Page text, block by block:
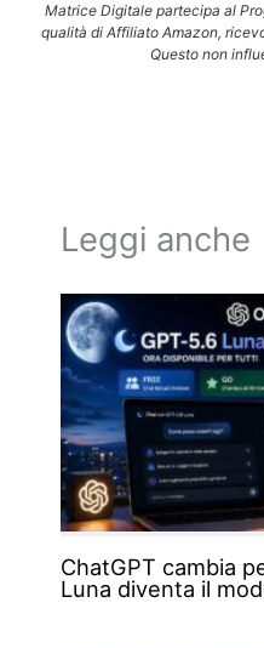
Matrice Digitale partecipa al
qualità di Affiliato Amazon,
Questo non
Leggi anche
ChatGPT cambia
Luna diventa il